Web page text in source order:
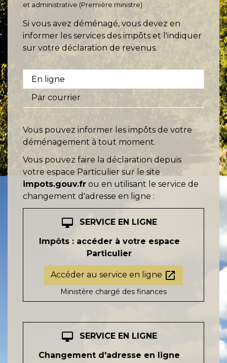
et administrative (Première ministre)
Si vous avez déménagé, vous devez en
informer les services des impôts et l'indiquer
sur votre déclaration de revenus.
En ligne
Par courrier
Vous pouvez informer les impôts de votre
déménagement à tout moment.
Vous pouvez faire la déclaration depuis
votre espace Particulier sur le site
impots.gouv.fr ou en utilisant le service de
changement d'adresse en ligne :
desktop_mac
SERVICE EN LIGNE
Impôts : accéder à votre espace
Particulier
Accéder au service en ligne open_in_new
Ministère chargé des finances
desktop_mac
SERVICE EN LIGNE
Changement d'adresse en ligne